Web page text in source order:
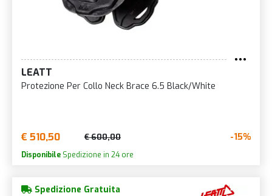
LEATT
Protezione Per Collo Neck Brace 6.5 Black/White
€ 510,50 € 600,00 -15%
Disponibile Spedizione in 24 ore
Spedizione Gratuita